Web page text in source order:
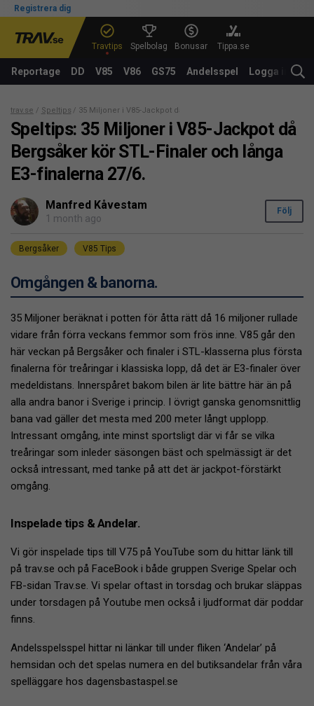
Registrera dig
Travtips Spelbolag Bonusar Tippa.se
Reportage DD V85 V86 GS75 Andelsspel Logga in
trav.se Speltips 35 Miljoner i V85-Jackpot då Bergsåker kör STL-Finaler och
Speltips: 35 Miljoner i V85-Jackpot då
Bergsåker kör STL-Finaler och långa
E3-finalerna 27/6.
Manfred Kåvestam
1 month ago
Följ
Bergsåker V85 Tips
Omgången & banorna.
35 Miljoner beräknat i potten för åtta rätt då 16 miljoner rullade
vidare från förra veckans femmor som frös inne. V85 går den
här veckan på Bergsåker och finaler i STL-klasserna plus första
finalerna för treåringar i klassiska lopp, då det är E3-finaler över
medeldistans. Innerspåret bakom bilen är lite bättre här än på
alla andra banor i Sverige i princip. I övrigt ganska genomsnittlig
bana vad gäller det mesta med 200 meter långt upplopp.
Intressant omgång, inte minst sportsligt där vi får se vilka
treåringar som inleder säsongen bäst och spelmässigt är det
också intressant, med tanke på att det är jackpot-förstärkt
omgång.
Inspelade tips & Andelar.
Vi gör inspelade tips till V75 på YouTube som du hittar länk till
på trav.se och på FaceBook i både gruppen Sverige Spelar och
FB-sidan Trav.se. Vi spelar oftast in torsdag och brukar släppas
under torsdagen på Youtube men också i ljudformat där poddar
finns.
Andelsspelsspel hittar ni länkar till under fliken ‘Andelar’ på
hemsidan och det spelas numera en del butiksandelar från våra
spelläggare hos dagensbastaspel.se